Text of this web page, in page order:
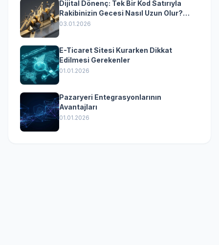
Dijital Dönenç: Tek Bir Kod Satırıyla
Rakibinizin Gecesi Nasıl Uzun Olur?
(Kurumsal Yazılımın Güçlü Rolü)
03.01.2026
E-Ticaret Sitesi Kurarken Dikkat
Edilmesi Gerekenler
01.01.2026
Pazaryeri Entegrasyonlarının
Avantajları
01.01.2026